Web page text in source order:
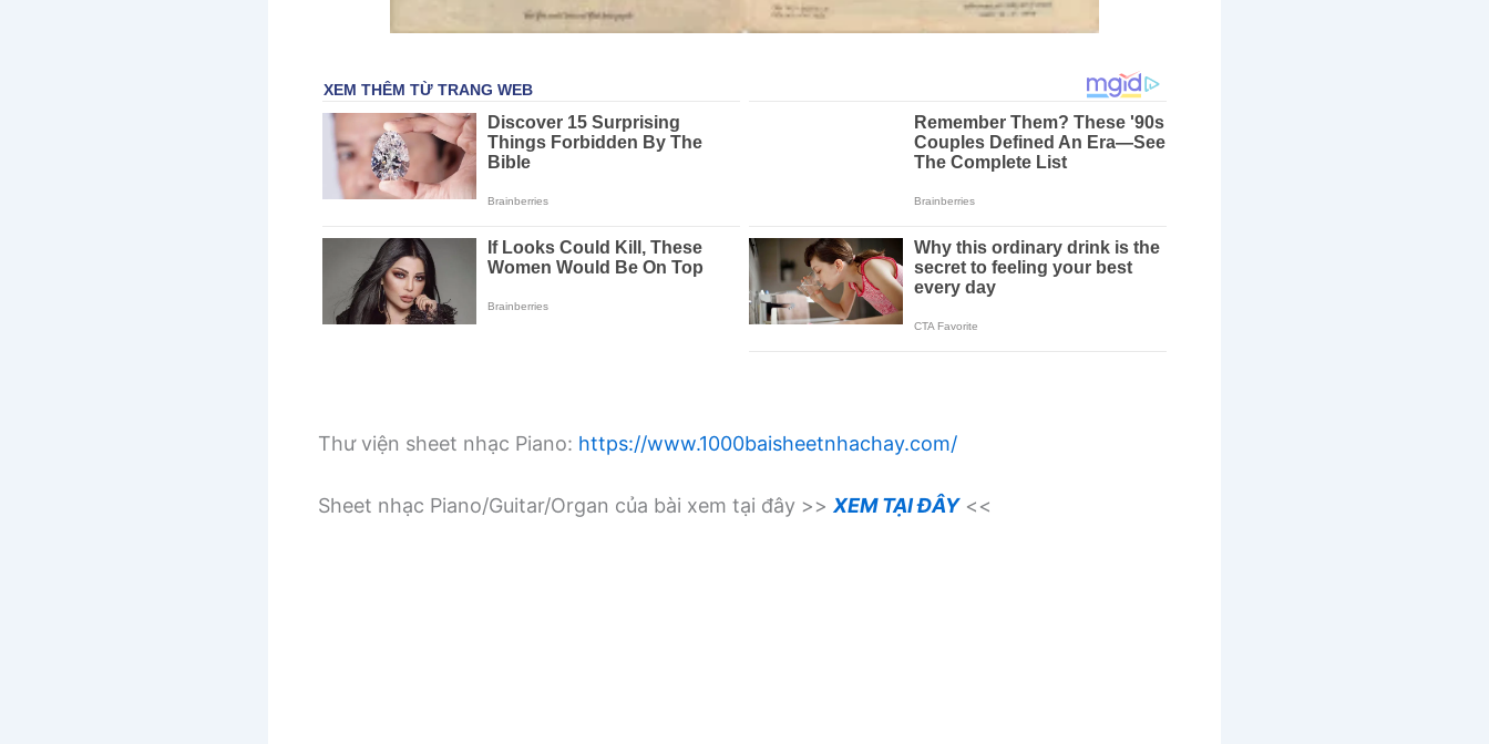
Thư viện sheet nhạc Piano: https://www.1000baisheetnhachay.com/
Sheet nhạc Piano/Guitar/Organ của bài xem tại đây >> XEM TẠI ĐÂY<<